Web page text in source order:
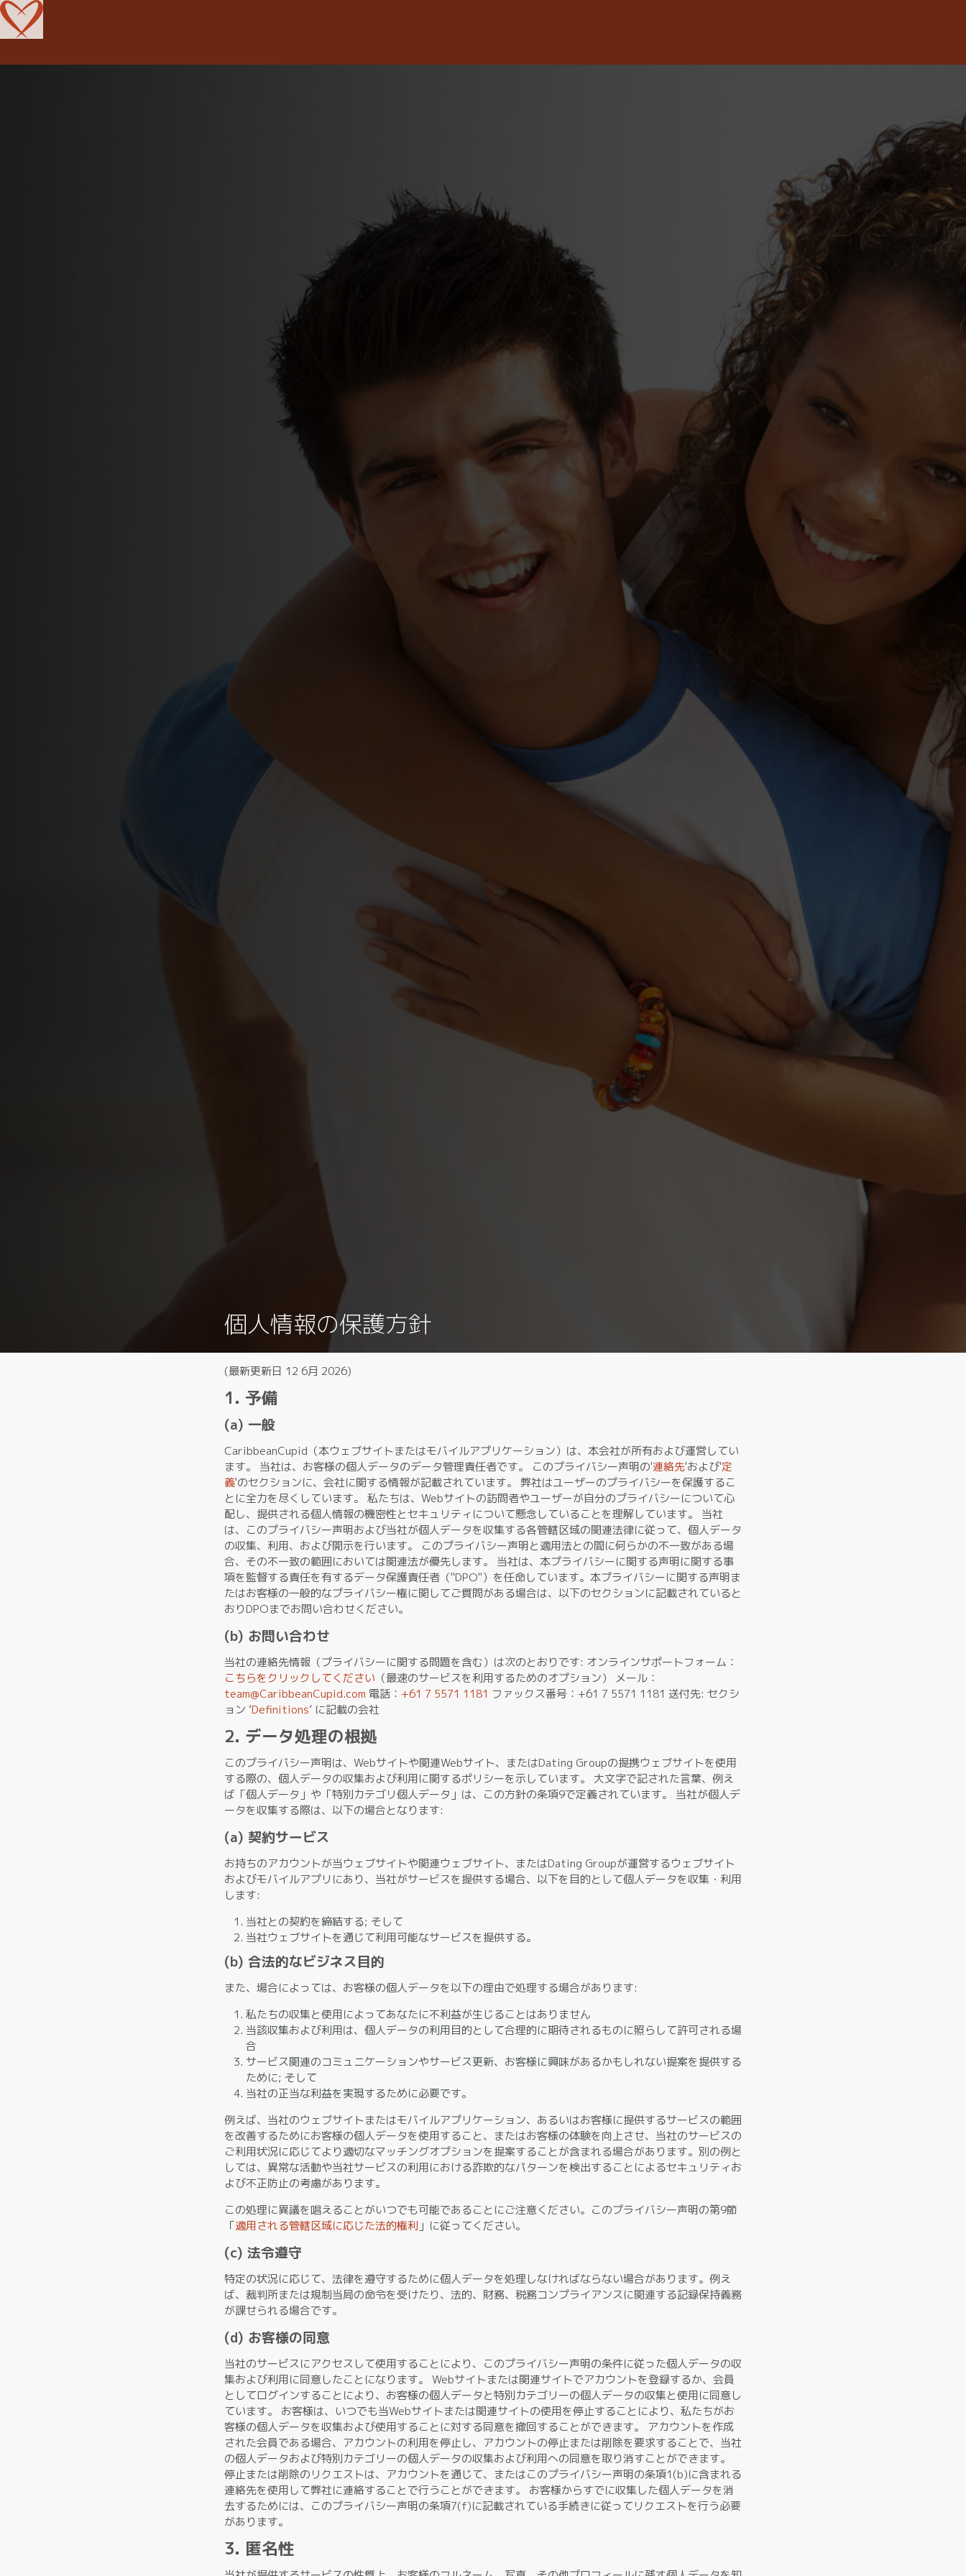
個人情報の保護方針
(最新更新日 12 6月 2026)
1. 予備
(a) 一般
CaribbeanCupid（本ウェブサイトまたはモバイルアプリケーション）は、本会社が所有および運営してい
ます。 当社は、お客様の個人データのデータ管理責任者です。 このプライバシー声明の'連絡先'および'定
義'のセクションに、会社に関する情報が記載されています。 弊社はユーザーのプライバシーを保護するこ
とに全力を尽くしています。 私たちは、Webサイトの訪問者やユーザーが自分のプライバシーについて心
配し、提供される個人情報の機密性とセキュリティについて懸念していることを理解しています。 当社
は、このプライバシー声明および当社が個人データを収集する各管轄区域の関連法律に従って、個人データ
の収集、利用、および開示を行います。 このプライバシー声明と適用法との間に何らかの不一致がある場
合、その不一致の範囲においては関連法が優先します。 当社は、本プライバシーに関する声明に関する事
項を監督する責任を有するデータ保護責任者（"DPO"）を任命しています。本プライバシーに関する声明ま
たはお客様の一般的なプライバシー権に関してご質問がある場合は、以下のセクションに記載されていると
おりDPOまでお問い合わせください。
(b) お問い合わせ
当社の連絡先情報（プライバシーに関する問題を含む）は次のとおりです: オンラインサポートフォーム：
こちらをクリックしてください （最速のサービスを利用するためのオプション） メール：
team@CaribbeanCupid.com 電話： +61 7 5571 1181 ファックス番号：+61 7 5571 1181 送付先: セクシ
ョン ‘Definitions’ に記載の会社
2. データ処理の根拠
このプライバシー声明は、Webサイトや関連Webサイト、またはDating Groupの提携ウェブサイトを使用
する際の、個人データの収集および利用に関するポリシーを示しています。 大文字で記された言葉、例え
ば「個人データ」や「特別カテゴリ個人データ」は、この方針の条項9で定義されています。 当社が個人デ
ータを収集する際は、以下の場合となります:
(a) 契約サービス
お持ちのアカウントが当ウェブサイトや関連ウェブサイト、またはDating Groupが運営するウェブサイト
およびモバイルアプリにあり、当社がサービスを提供する場合、以下を目的として個人データを収集・利用
します:
当社との契約を締結する; そして
当社ウェブサイトを通じて利用可能なサービスを提供する。
(b) 合法的なビジネス目的
また、場合によっては、お客様の個人データを以下の理由で処理する場合があります:
私たちの収集と使用によってあなたに不利益が生じることはありません
当該収集および利用は、個人データの利用目的として合理的に期待されるものに照らして許可される場
合
サービス関連のコミュニケーションやサービス更新、お客様に興味があるかもしれない提案を提供する
ために; そして
当社の正当な利益を実現するために必要です。
例えば、当社のウェブサイトまたはモバイルアプリケーション、あるいはお客様に提供するサービスの範囲
を改善するためにお客様の個人データを使用すること、またはお客様の体験を向上させ、当社のサービスの
ご利用状況に応じてより適切なマッチングオプションを提案することが含まれる場合があります。別の例と
しては、異常な活動や当社サービスの利用における詐欺的なパターンを検出することによるセキュリティお
よび不正防止の考慮があります。
この処理に異議を唱えることがいつでも可能であることにご注意ください。このプライバシー声明の第9節
「適用される管轄区域に応じた法的権利 」に従ってください。
(c) 法令遵守
特定の状況に応じて、法律を遵守するために個人データを処理しなければならない場合があります。例え
ば、裁判所または規制当局の命令を受けたり、法的、財務、税務コンプライアンスに関連する記録保持義務
が課せられる場合です。
(d) お客様の同意
当社のサービスにアクセスして使用することにより、このプライバシー声明の条件に従った個人データの収
集および利用に同意したことになります。 Webサイトまたは関連サイトでアカウントを登録するか、会員
としてログインすることにより、お客様の個人データと特別カテゴリーの個人データの収集と使用に同意し
ています。 お客様は、いつでも当Webサイトまたは関連サイトの使用を停止することにより、私たちがお
客様の個人データを収集および使用することに対する同意を撤回することができます。 アカウントを作成
された会員である場合、アカウントの利用を停止し、アカウントの停止または削除を要求することで、当社
の個人データおよび特別カテゴリーの個人データの収集および利用への同意を取り消すことができます。
停止または削除のリクエストは、アカウントを通じて、またはこのプライバシー声明の条項1(b)に含まれる
連絡先を使用して弊社に連絡することで行うことができます。 お客様からすでに収集した個人データを消
去するためには、このプライバシー声明の条項7(f)に記載されている手続きに従ってリクエストを行う必要
があります。
3. 匿名性